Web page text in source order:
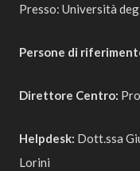
Presso: Università
Persone di
Direttore Centro:
Helpdesk: Dott.ssa
Lorini